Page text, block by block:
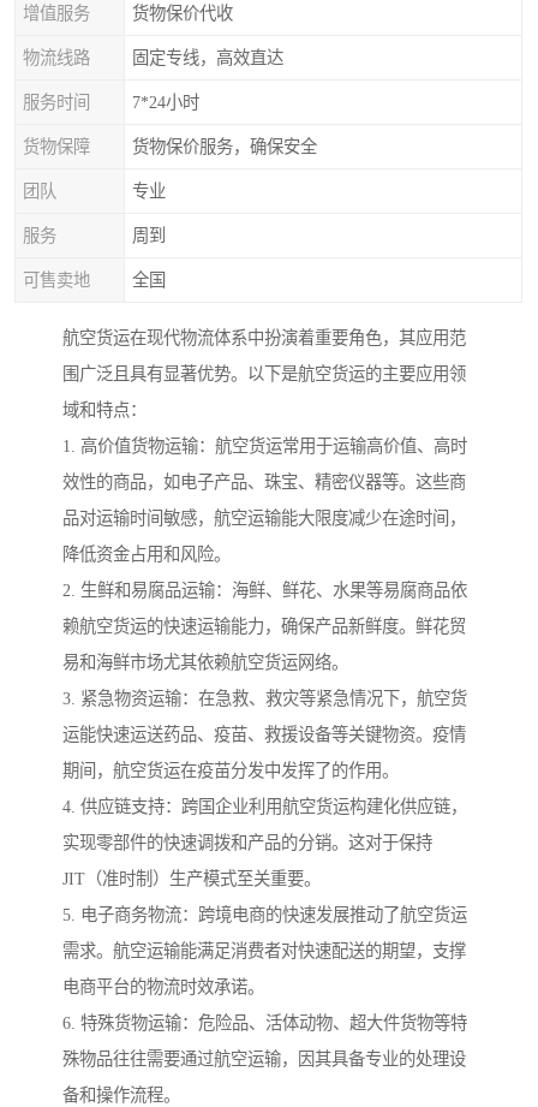
增值服务 货物保价代收
物流线路 固定专线，高效直达
服务时间 7*24小时
货物保障 货物保价服务，确保安全
团队 专业
服务 周到
可售卖地 全国
航空货运在现代物流体系中扮演着重要角色，其应用范
围广泛且具有显著优势。以下是航空货运的主要应用领
域和特点：
1. 高价值货物运输：航空货运常用于运输高价值、高时
效性的商品，如电子产品、珠宝、精密仪器等。这些商
品对运输时间敏感，航空运输能大限度减少在途时间，
降低资金占用和风险。
2. 生鲜和易腐品运输：海鲜、鲜花、水果等易腐商品依
赖航空货运的快速运输能力，确保产品新鲜度。鲜花贸
易和海鲜市场尤其依赖航空货运网络。
3. 紧急物资运输：在急救、救灾等紧急情况下，航空货
运能快速运送药品、疫苗、救援设备等关键物资。疫情
期间，航空货运在疫苗分发中发挥了的作用。
4. 供应链支持：跨国企业利用航空货运构建化供应链，
实现零部件的快速调拨和产品的分销。这对于保持
JIT（准时制）生产模式至关重要。
5. 电子商务物流：跨境电商的快速发展推动了航空货运
需求。航空运输能满足消费者对快速配送的期望，支撑
电商平台的物流时效承诺。
6. 特殊货物运输：危险品、活体动物、超大件货物等特
殊物品往往需要通过航空运输，因其具备专业的处理设
备和操作流程。